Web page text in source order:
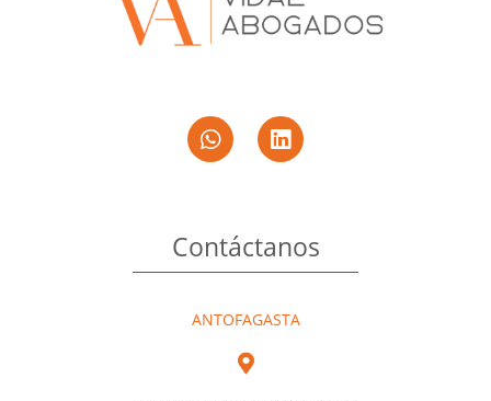
Contáctanos
ANTOFAGASTA